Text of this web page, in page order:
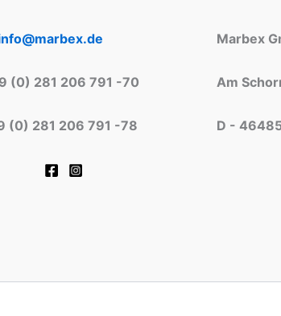
(0) 281 206 791 -70
(0) 281 206 791 -78
Marbex
Am
D -